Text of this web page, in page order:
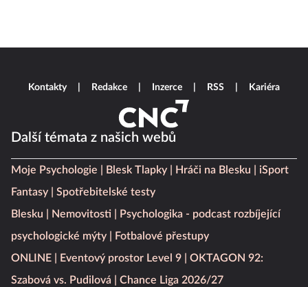
Další témata z našich webů
Moje Psychologie Blesk Tlapky Hráči na Blesku
iSport
Fantasy
Spotřebitelské testy
Blesku
Nemovitosti
Psychologika - podcast rozbíjející
psychologické mýty
Fotbalové přestupy
ONLINE
Eventový prostor Level 9
OKTAGON 92:
Szabová vs. Pudilová
Chance Liga 2026/27
Kontakty Redakce Inzerce RSS Kariéra